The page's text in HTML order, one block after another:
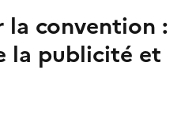
la convention :
la publicité et